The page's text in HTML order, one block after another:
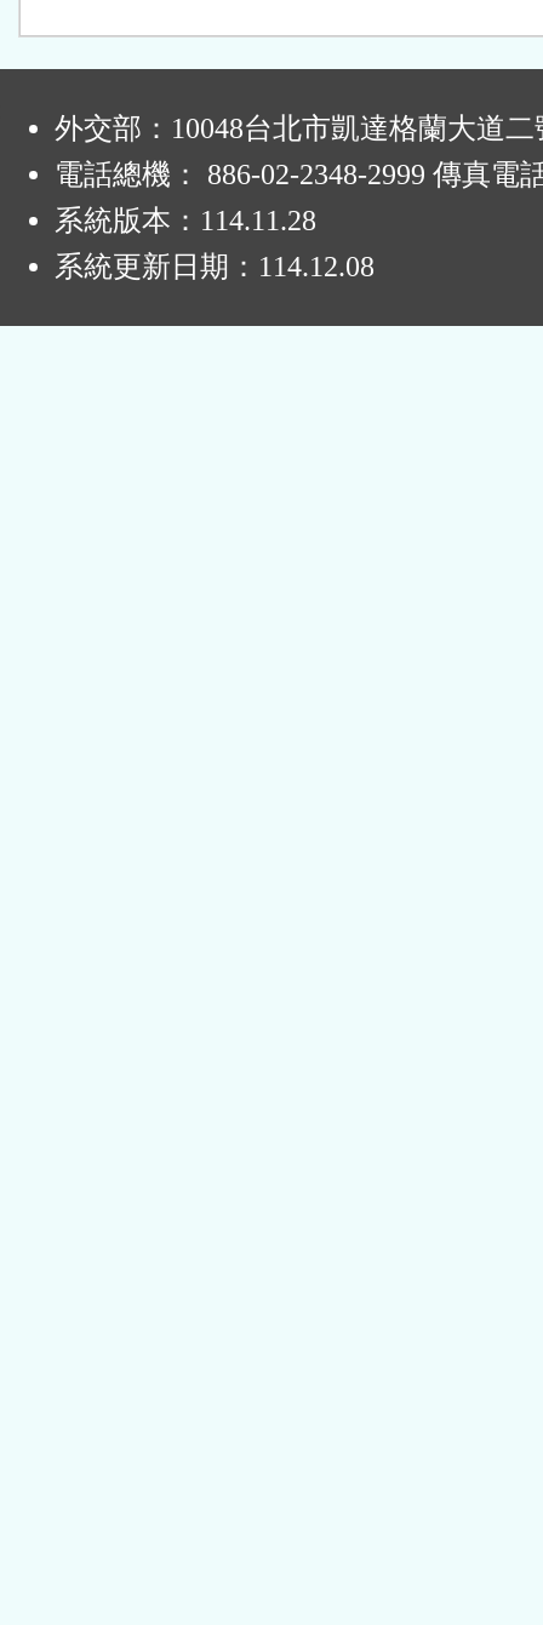
外交部：10048台北市凱達格蘭大道二
電話總機： 886-02-2348-2999 傳真電
系統版本： 114.11.28
系統更新日期： 114.12.08